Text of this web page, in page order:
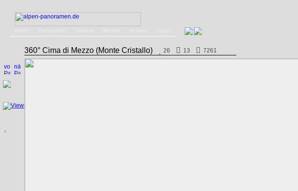
360° Cima di Mezzo (Monte Cristallo) 26 13 7261